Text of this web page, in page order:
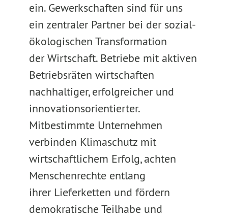
ein. Gewerkschaften sind für uns
ein zentraler Partner bei der sozial-
ökologischen Transformation
der Wirtschaft. Betriebe mit aktiven
Betriebsräten wirtschaften
nachhaltiger, erfolgreicher und
innovationsorientierter.
Mitbestimmte Unternehmen
verbinden Klimaschutz mit
wirtschaftlichem Erfolg, achten
Menschenrechte entlang
ihrer Lieferketten und fördern
demokratische Teilhabe und